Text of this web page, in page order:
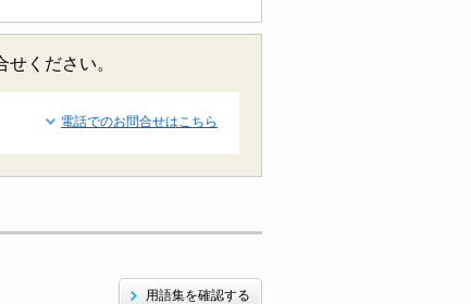
ください。
電話でのお問合せはこちら
用語集を確認する